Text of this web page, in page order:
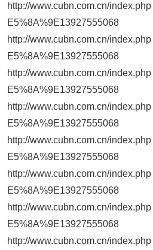
http://www.cubn.com.cn/index.php
E5%8A%9E13927555068
http://www.cubn.com.cn/index.php
E5%8A%9E13927555068
http://www.cubn.com.cn/index.php
E5%8A%9E13927555068
http://www.cubn.com.cn/index.php
E5%8A%9E13927555068
http://www.cubn.com.cn/index.php
E5%8A%9E13927555068
http://www.cubn.com.cn/index.php
E5%8A%9E13927555068
http://www.cubn.com.cn/index.php
E5%8A%9E13927555068
http://www.cubn.com.cn/index.php